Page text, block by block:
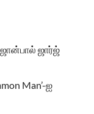
ஜார்ஜ்
Man’-ஐ